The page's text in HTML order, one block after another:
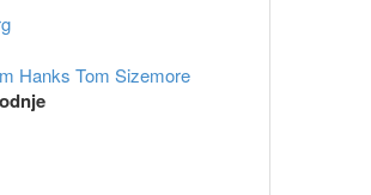
Hanks Tom Sizemore